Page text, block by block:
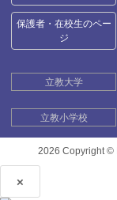
保護者・在校生のペー
ジ
立教大学
立教小学校
2026 Copyright ©
×